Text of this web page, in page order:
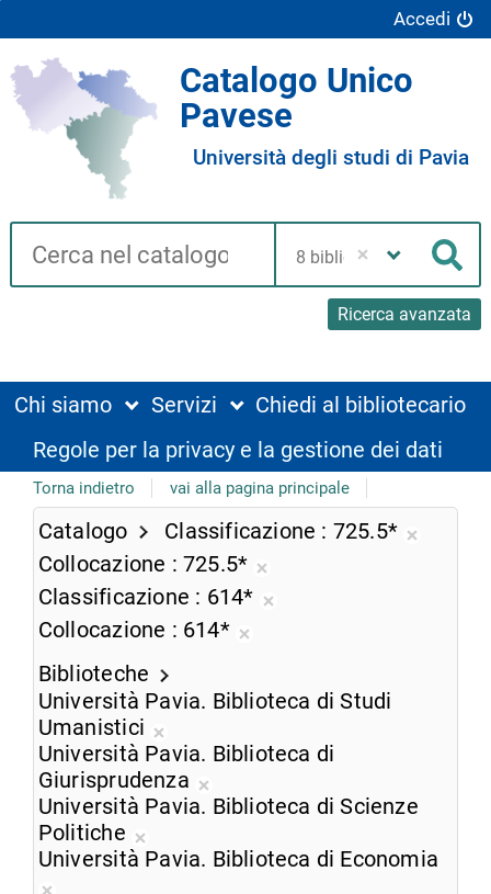
Accedi
Catalogo Unico
Pavese
Università degli studi di Pavia
Cerca su "Catalogo"
Ricerca avanzata
biblioteca
Chi siamo Servizi
Chiedi al bibliotecario
Regole per la privacy e la gestione dei dati
Torna indietro vai alla pagina principale
Catalogo Classificazione
725.5*
Collocazione
725.5*
dalla
Classificazione
614*
corrente
Collocazione
614*
ricerca
Biblioteche
Università Pavia. Biblioteca di Studi
Umanistici
Rimuovi
dalla
ricerca
Università Pavia. Biblioteca di
Giurisprudenza
Rimuovi
ricerca
Università Pavia. Biblioteca di Scienze
Politiche
Rimuovi
Università Pavia. Biblioteca di Economia